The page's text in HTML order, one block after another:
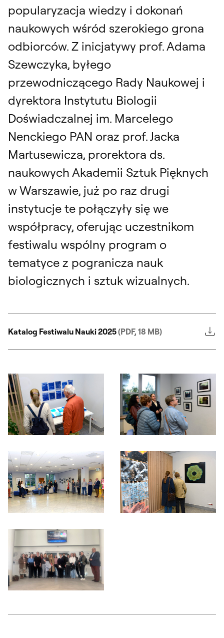
popularyzacja wiedzy i dokonań
naukowych wśród szerokiego grona
odbiorców. Z inicjatywy prof. Adama
Szewczyka, byłego
przewodniczącego Rady Naukowej i
dyrektora Instytutu Biologii
Doświadczalnej im. Marcelego
Nenckiego PAN oraz prof. Jacka
Martusewicza, prorektora ds.
naukowych Akademii Sztuk Pięknych
w Warszawie, już po raz drugi
instytucje te połączyły się we
współpracy, oferując uczestnikom
festiwalu wspólny program o
tematyce z pogranicza nauk
biologicznych i sztuk wizualnych.
Katalog Festiwalu Nauki 2025(PDF, 18 MB)